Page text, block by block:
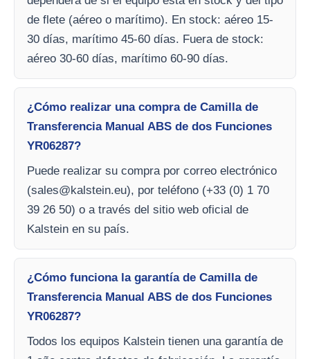
de flete (aéreo o marítimo). En stock: aéreo 15-
30 días, marítimo 45-60 días. Fuera de stock:
aéreo 30-60 días, marítimo 60-90 días.
¿Cómo realizar una compra de Camilla de
Transferencia Manual ABS de dos Funciones
YR06287?
Puede realizar su compra por correo electrónico
(sales@kalstein.eu), por teléfono (+33 (0) 1 70
39 26 50) o a través del sitio web oficial de
Kalstein en su país.
¿Cómo funciona la garantía de Camilla de
Transferencia Manual ABS de dos Funciones
YR06287?
Todos los equipos Kalstein tienen una garantía de